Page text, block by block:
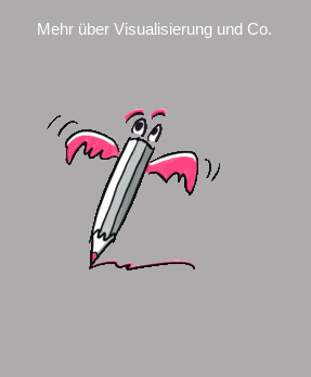
Mehr über Visualisierung und Co.